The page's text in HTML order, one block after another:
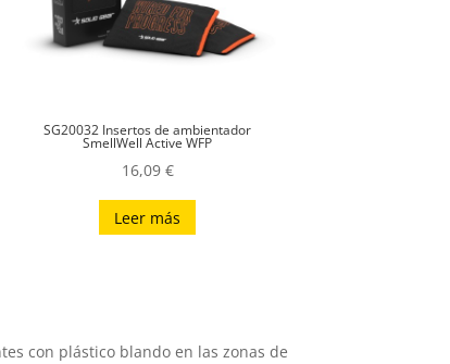
SG20032 Insertos de ambientador
SmellWell Active WFP
16,09 €
Leer más
con plástico blando en las zonas de